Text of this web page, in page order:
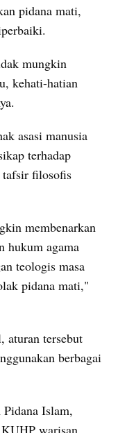
pidana mati,
mungkin
kehati-hatian
asasi manusia
terhadap
tafsir filosofis
membenarkan
hukum agama
teologis masa
pidana mati,"
aturan tersebut
berbagai
Islam,
warisan